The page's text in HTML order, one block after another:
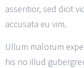
assentior, sed dicit
accusata eu vim.
Ullum malorum
his no illud